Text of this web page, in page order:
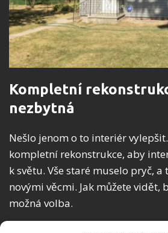
Kompletní
nezbytná
Nešlo jenom o to interiér
kompletní rekonstrukce, aby
k světu. Vše staré muselo pryč,
novými věcmi. Jak můžete vidět,
možná volba.